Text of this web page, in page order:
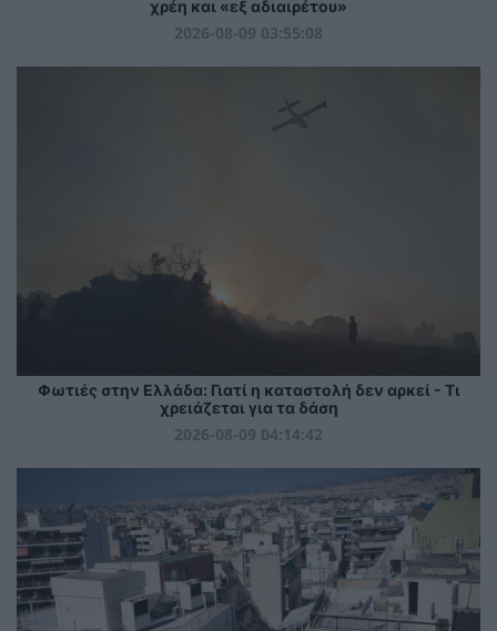
χρέη και «εξ αδιαιρέτου»
2026-08-09 03:55:08
Φωτιές στην Ελλάδα: Γιατί η καταστολή δεν αρκεί - Τι
χρειάζεται για τα δάση
2026-08-09 04:14:42